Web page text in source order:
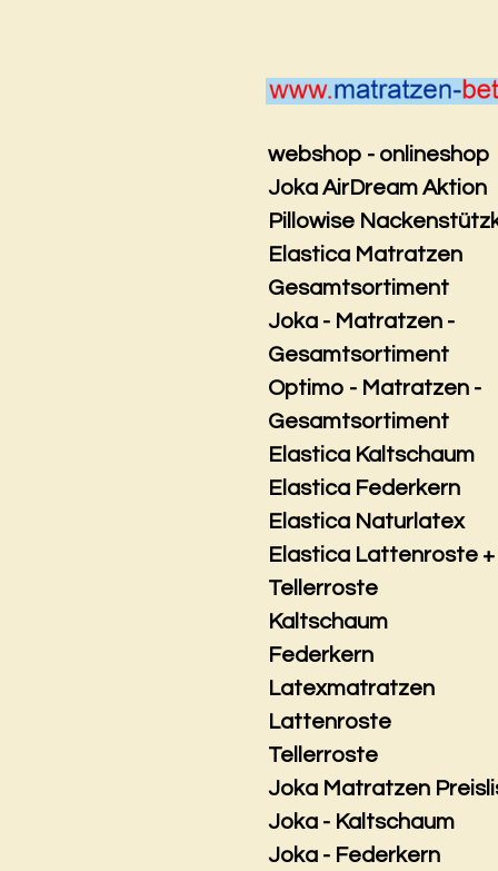
webshop - onlineshop
Joka AirDream Aktion
Pillowise
Elastica Matratzen
Gesamtsortiment
Joka - Matratzen -
Gesamtsortiment
Optimo - Matratzen -
Gesamtsortiment
Elastica Kaltschaum
Elastica Federkern
Elastica Naturlatex
Elastica Lattenroste +
Tellerroste
Kaltschaum
Federkern
Latexmatratzen
Lattenroste
Tellerroste
Joka Matratzen
Joka - Kaltschaum
Joka - Federkern